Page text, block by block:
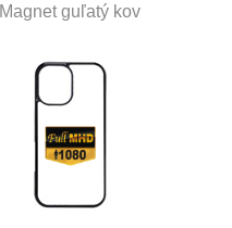
Magnet guľatý kov